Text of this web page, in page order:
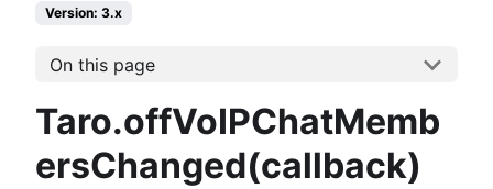
Version: 3.x
On this page
Taro.offVoIPChatMemb
ersChanged(callback)